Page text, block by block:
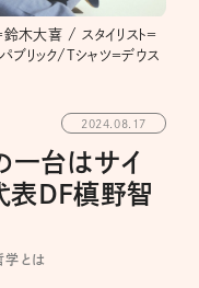
木大喜 / スタイリスト＝
ブリック/Tシャツ＝デウス
2024.08.17
一台はサイ
表DF槙野智
学とは